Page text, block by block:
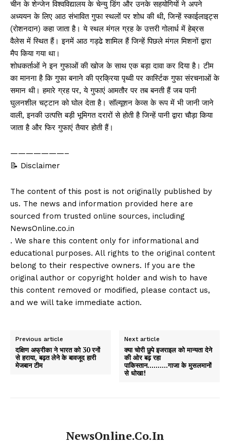
चीन के शेन्जेन विश्वविद्यालय के चेन्यु डिंग और उनके सहयोगियों ने अपने
अध्ययन के लिए आठ संभावित गुफा स्थलों पर शोध की थी, जिन्हें स्काईलाइट्स
(रोशनदान) कहा जाता है। ये स्थल मंगल ग्रह के उत्तरी गोलार्ध में हेब्रस
वैलेस में स्थित हैं। इनमें आठ गड्ढे शामिल हैं जिन्हें पिछले मंगल मिशनों द्वारा
मैप किया गया था।
शोधकर्ताओं ने इन गुफाओं की खोज के साथ एक बड़ा दावा कर दिया है। टीम
का मानना है कि गुफा बनाने की प्रक्रिया पृथ्वी पर कार्स्टिक गुफा संरचनाओं के
समान थी। हमारे ग्रह पर, ये गुफाएं आमतौर पर तब बनती हैं जब पानी
घुलनशील चट्टान को घोल देता है। सॉल्यूशन केव्स के रूप में भी जानी जाने
वाली, इनकी उत्पत्ति बड़ी भूमिगत दरारों से होती है जिन्हें पानी द्वारा चौड़ा किया
जाता है और फिर गुफाएं तैयार होती हैं।
———————–
📝 Disclaimer
The content of this post is not originally published by
us. The news and information provided here are
sourced from trusted online sources, including
NewsOnline.co.in
. We share this content only for informational and
educational purposes. All rights to the original content
belong to their respective owners. If you are the
original author or copyright holder and wish to have
this content removed or modified, please contact us,
and we will take immediate action.
Previous article
दक्षिण अफ्रीका ने भारत को 30 रनों
से हराया, बढ़त लेने के बावजूद हारी
मेजबान टीम
Next article
क्या चोरी छुपे इजराइल को मान्यता देने
की ओर बढ़ रहा
पाकिस्तान……….गाजा के मुसलमानों
से धोखा!
NewsOnline.co.in